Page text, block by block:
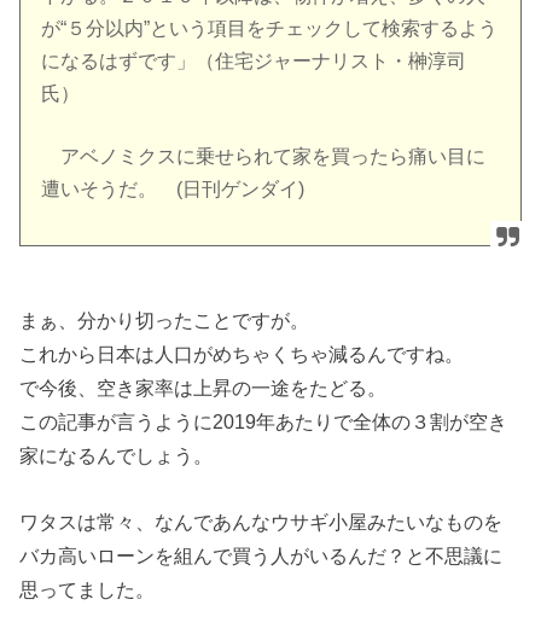
が“５分以内”という項目をチェックして検索するよう
になるはずです」（住宅ジャーナリスト・榊淳司
氏）
アベノミクスに乗せられて家を買ったら痛い目に
遭いそうだ。 (日刊ゲンダイ)
まぁ、分かり切ったことですが。
これから日本は人口がめちゃくちゃ減るんですね。
で今後、空き家率は上昇の一途をたどる。
この記事が言うように2019年あたりで全体の３割が空き
家になるんでしょう。
ワタスは常々、なんであんなウサギ小屋みたいなものを
バカ高いローンを組んで買う人がいるんだ？と不思議に
思ってました。